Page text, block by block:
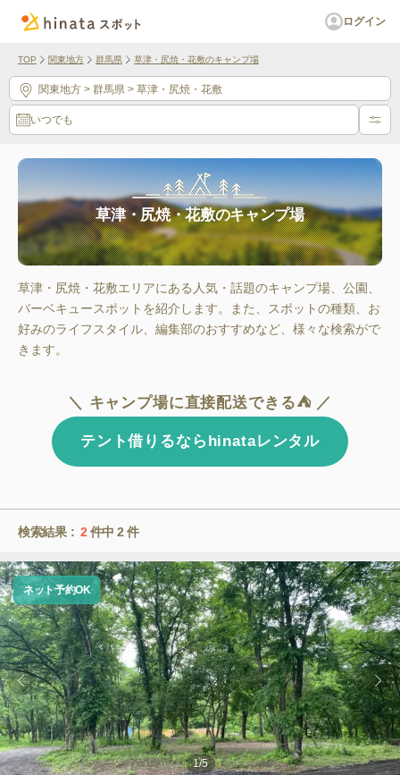
ログイン
TOP 関東地方 群馬県 草津・尻焼・花敷のキャンプ場
関東地方 > 群馬県 > 草津・尻焼・花敷
いつでも
草津・尻焼・花敷のキャンプ場
草津・尻焼・花敷エリアにある人気・話題のキャンプ場、公園、
バーベキュースポットを紹介します。また、スポットの種類、お
好みのライフスタイル、編集部のおすすめなど、様々な検索がで
きます。
＼ キャンプ場に直接配送できる⛺ ／
テント借りるならhinataレンタル
検索結果 : 2 件中 2 件
1/5
ネット予約OK